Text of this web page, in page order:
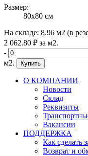
Размер:
80x80 см
На складе: 8.96 м2 (в
2 062.80 ₽ за м2.
-
м2.
Купить
О КОМПАНИИ
Новости
Склад
Реквизиты
Вакансии
ПОДДЕРЖКА
Как сделать
Возврат и